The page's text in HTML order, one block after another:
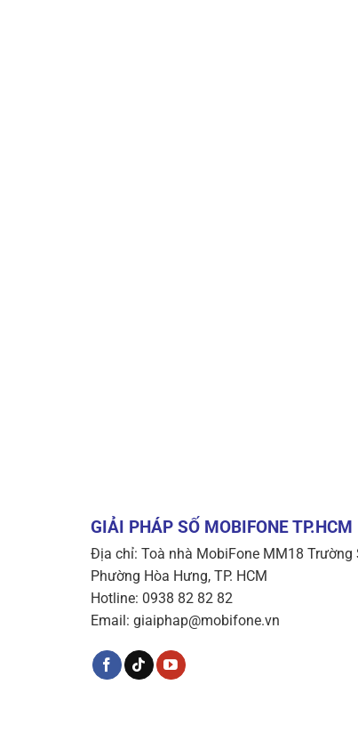
GIẢI PHÁP SỐ MOBIFONE TP.HCM
Địa chỉ: Toà nhà MobiFone MM18 Trường
Phường Hòa Hưng, TP. HCM
Hotline: 0938 82 82 82
Email: giaiphap@mobifone.vn